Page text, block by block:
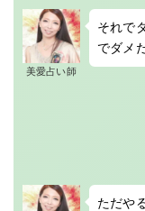
美愛占い師
それで
でダメ
ただや